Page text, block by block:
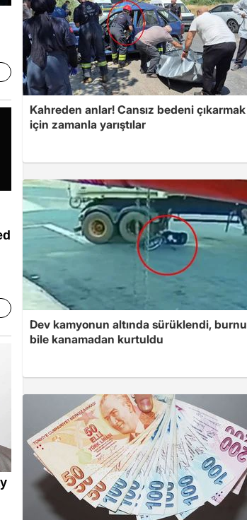
Kahreden anlar! Cansız bedeni çıkarmak
için zamanla yarıştılar
Dev kamyonun altında sürüklendi, burnu
bile kanamadan kurtuldu